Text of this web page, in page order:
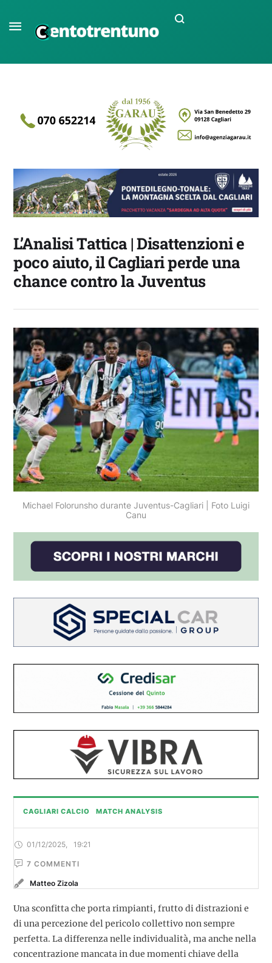
L’Analisi Tattica | Disattenzioni e
poco aiuto, il Cagliari perde una
chance contro la Juventus
Michael Folorunsho durante Juventus-Cagliari | Foto Luigi
Canu
CAGLIARI CALCIO MATCH ANALYSIS
01/12/2025 19:21
7 COMMENTI
Matteo Zizola
Una sconfitta che porta rimpianti, frutto di distrazioni e
di una percezione del pericolo collettivo non sempre
perfetta. La differenza nelle individualità, ma anche nella
concentrazione mancata in due momenti chiave della